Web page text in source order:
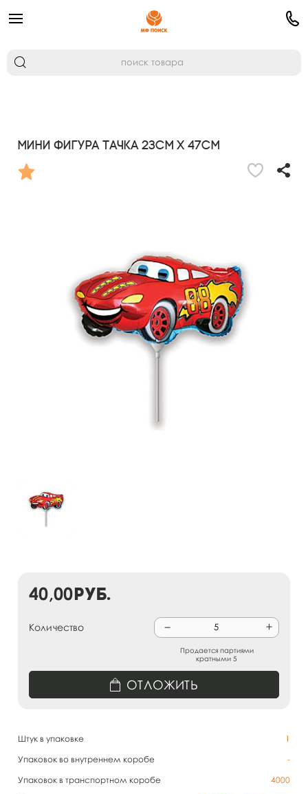
Мини Фигура Тачка 23см х 47см
Штук в упаковке
1
Упаковок во внутреннем коробе
-
Упаковок в транспортном коробе
4000
40,00руб.
Количество
Продается партиями
кратными 5
ОТЛОЖИТЬ